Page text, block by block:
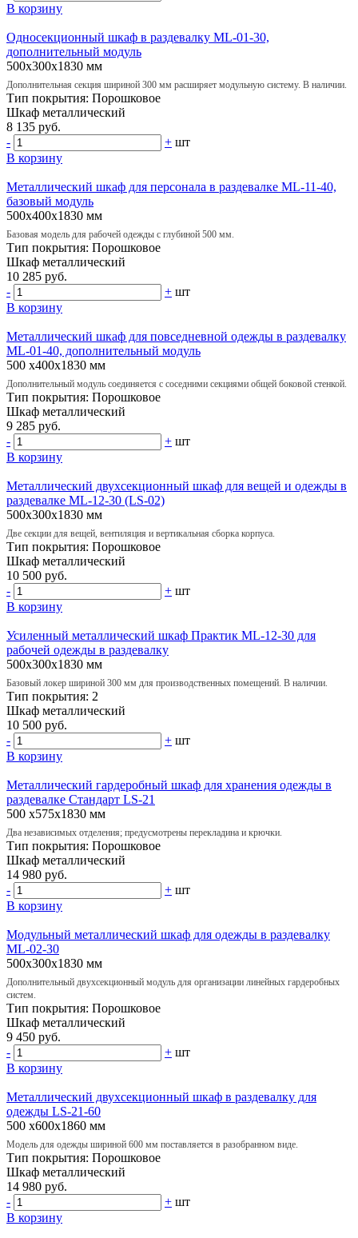
В корзину
Односекционный шкаф в раздевалку ML-01-30,
дополнительный модуль
500х300х1830 мм
Дополнительная секция шириной 300 мм расширяет модульную систему. В наличии.
Тип покрытия: Порошковое
Шкаф металлический
8 135 руб.
-
+ шт
В корзину
Металлический шкаф для персонала в раздевалке ML-11-40,
базовый модуль
500х400х1830 мм
Базовая модель для рабочей одежды с глубиной 500 мм.
Тип покрытия: Порошковое
Шкаф металлический
10 285 руб.
-
+ шт
В корзину
Металлический шкаф для повседневной одежды в раздевалку
ML-01-40, дополнительный модуль
500 х400х1830 мм
Дополнительный модуль соединяется с соседними секциями общей боковой стенкой.
Тип покрытия: Порошковое
Шкаф металлический
9 285 руб.
-
+ шт
В корзину
Металлический двухсекционный шкаф для вещей и одежды в
раздевалке ML-12-30 (LS-02)
500х300х1830 мм
Две секции для вещей, вентиляция и вертикальная сборка корпуса.
Тип покрытия: Порошковое
Шкаф металлический
10 500 руб.
-
+ шт
В корзину
Усиленный металлический шкаф Практик ML-12-30 для
рабочей одежды в раздевалку
500х300х1830 мм
Базовый локер шириной 300 мм для производственных помещений. В наличии.
Тип покрытия: 2
Шкаф металлический
10 500 руб.
-
+ шт
В корзину
Металлический гардеробный шкаф для хранения одежды в
раздевалке Стандарт LS-21
500 х575х1830 мм
Два независимых отделения; предусмотрены перекладина и крючки.
Тип покрытия: Порошковое
Шкаф металлический
14 980 руб.
-
+ шт
В корзину
Модульный металлический шкаф для одежды в раздевалку
ML-02-30
500х300х1830 мм
Дополнительный двухсекционный модуль для организации линейных гардеробных
систем.
Тип покрытия: Порошковое
Шкаф металлический
9 450 руб.
-
+ шт
В корзину
Металлический двухсекционный шкаф в раздевалку для
одежды LS-21-60
500 х600х1860 мм
Модель для одежды шириной 600 мм поставляется в разобранном виде.
Тип покрытия: Порошковое
Шкаф металлический
14 980 руб.
-
+ шт
В корзину